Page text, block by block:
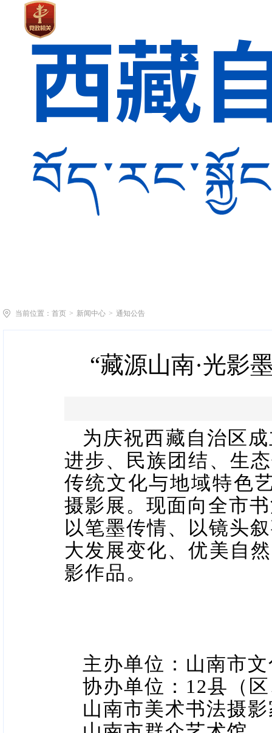
当前位置： 首页 > 新闻中心 > 通知公告
“藏源山南·光影
为庆祝西藏自治区
进步、民族团结、生
传统文化与地域特色
摄影展 。 现面向全市
以笔墨传情、以镜头
大发展变化、优美自
影作品。
主办单位：山南市
协办单位： 12县（
山南市美术书法摄